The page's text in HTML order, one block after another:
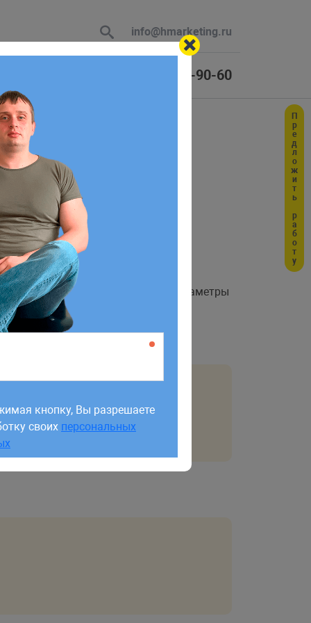
info@hmarketing.ru
+7 (925) 464-90-60
запросов, но неудобны если
. Он накапливает параметры
ответ
с учетом
кнопку, Вы разрешаете
Предложить работу
кнопку, Вы разрешаете
своих персональных